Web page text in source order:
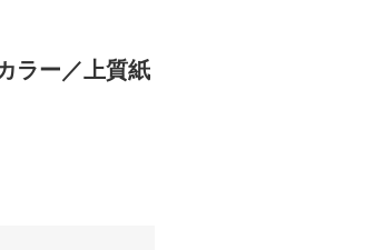
ラー／上質紙